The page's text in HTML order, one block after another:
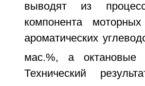
выводят из
компонента
ароматических
мас.%, а
Технический